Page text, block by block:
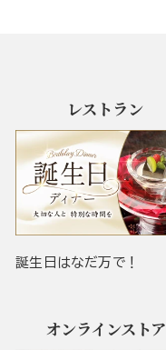
レストラン
誕生日はなだ万で！
オンラインストア